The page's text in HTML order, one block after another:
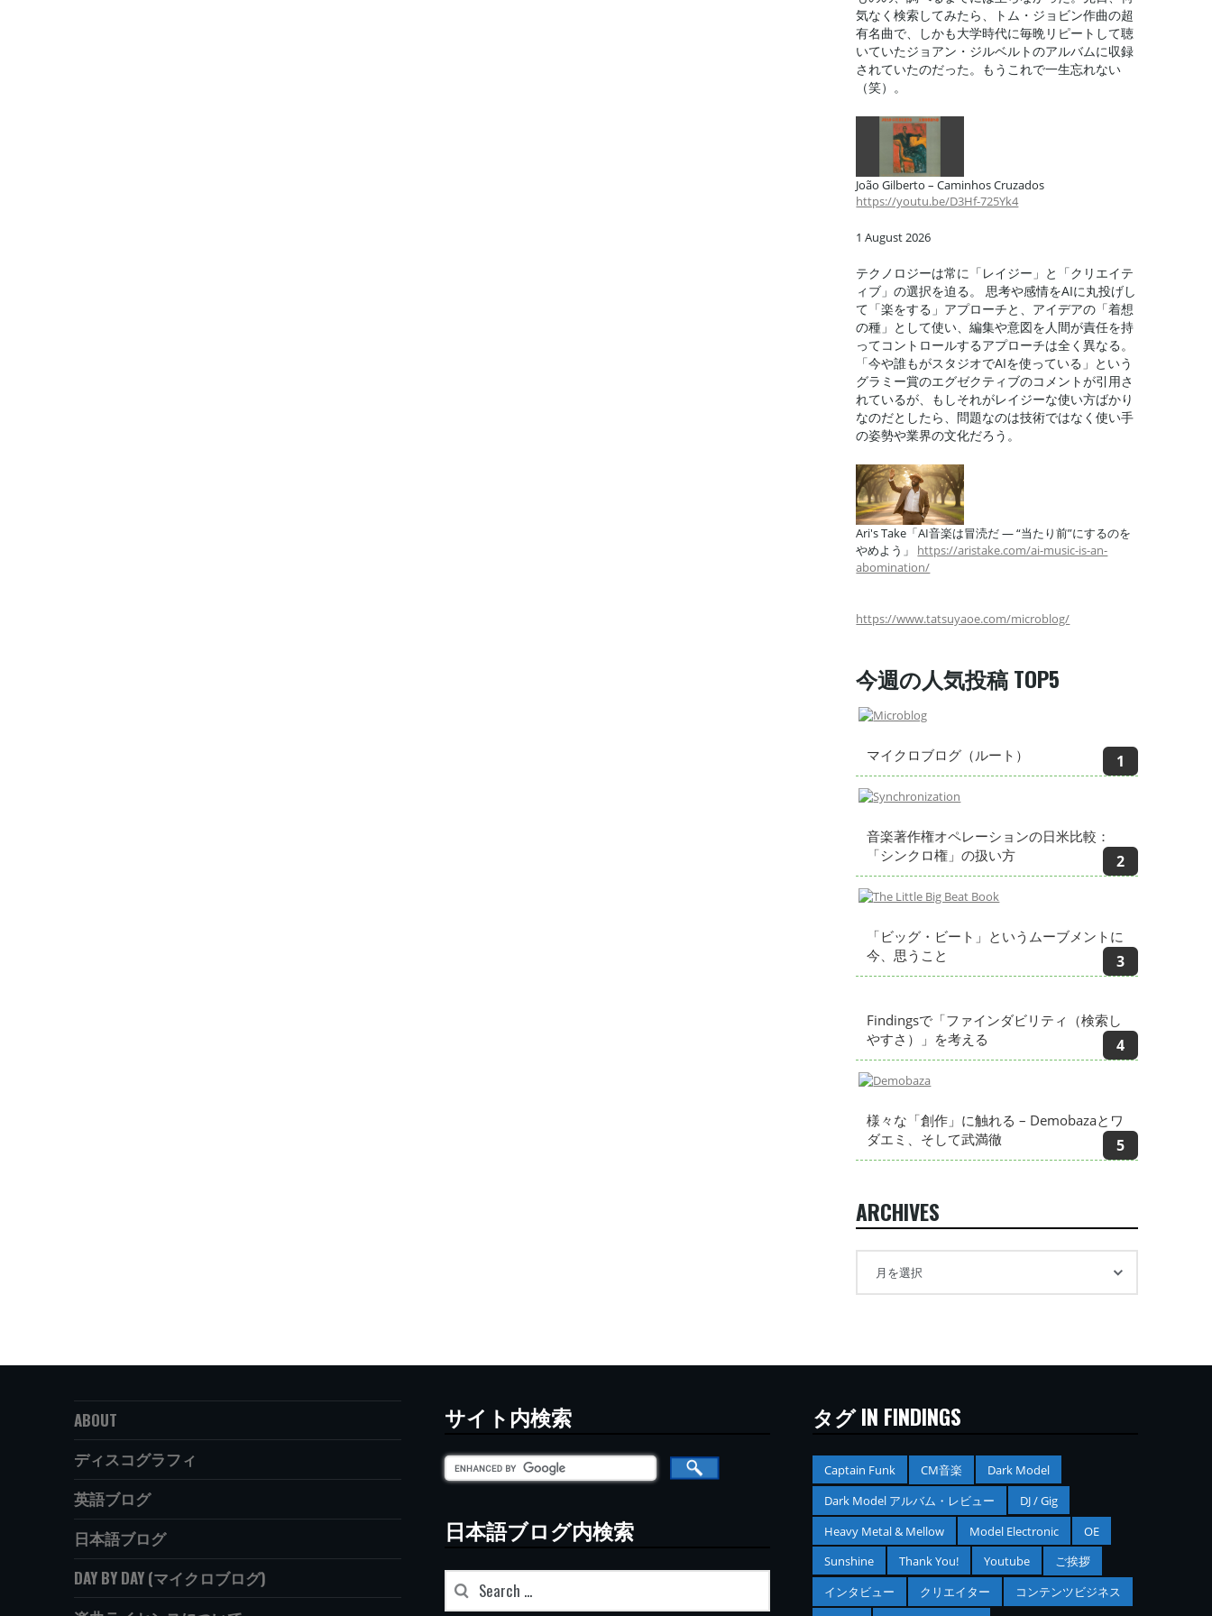
気なく検索してみたら、トム・ジョビン作曲の超
有名曲で、しかも大学時代に毎晩リピートして聴
いていたジョアン・ジルベルトのアルバムに収録
されていたのだった。もうこれで一生忘れない
（笑）。
João Gilberto – Caminhos Cruzados
https://youtu.be/D3Hf-725Yk4
1 August 2026
テクノロジーは常に「レイジー」と「クリエイテ
ィブ」の選択を迫る。 思考や感情をAIに丸投げし
て「楽をする」アプローチと、アイデアの「着想
の種」として使い、編集や意図を人間が責任を持
ってコントロールするアプローチは全く異なる。
「今や誰もがスタジオでAIを使っている」という
グラミー賞のエグゼクティブのコメントが引用さ
れているが、もしそれがレイジーな使い方ばかり
なのだとしたら、問題なのは技術ではなく使い手
の姿勢や業界の文化だろう。
Ari's Take「AI音楽は冒涜だ — “当たり前”にするのを
やめよう」 https://aristake.com/ai-music-is-an-
abomination/
https://www.tatsuyaoe.com/microblog/
今週の人気投稿 TOP5
マイクロブログ（ルート）
音楽著作権オペレーションの日米比較：
「シンクロ権」の扱い方
「ビッグ・ビート」というムーブメントに
今、思うこと
Findingsで「ファインダビリティ（検索し
やすさ）」を考える
様々な「創作」に触れる – Demobazaとワ
ダエミ、そして武満徹
ARCHIVES
ABOUT
ディスコグラフィ
英語ブログ
日本語ブログ
DAY BY DAY (マイクロブログ)
サイト内検索
日本語ブログ内検索
タグ IN FINDINGS
Captain Funk CM音楽
Dark Model
Dark Model アルバム・レビュー
DJ / Gig
Heavy Metal & Mellow
Model Electronic
OE
Sunshine
Thank You! Youtube
ご挨拶
インタビュー
クリエイター
コンテンツビジネス